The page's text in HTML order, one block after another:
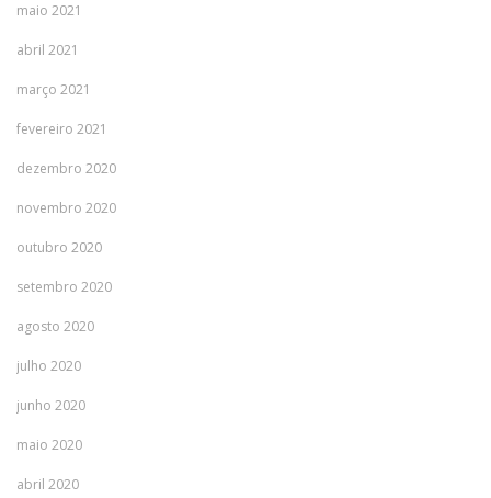
maio 2021
abril 2021
março 2021
fevereiro 2021
dezembro 2020
novembro 2020
outubro 2020
setembro 2020
agosto 2020
julho 2020
junho 2020
maio 2020
abril 2020